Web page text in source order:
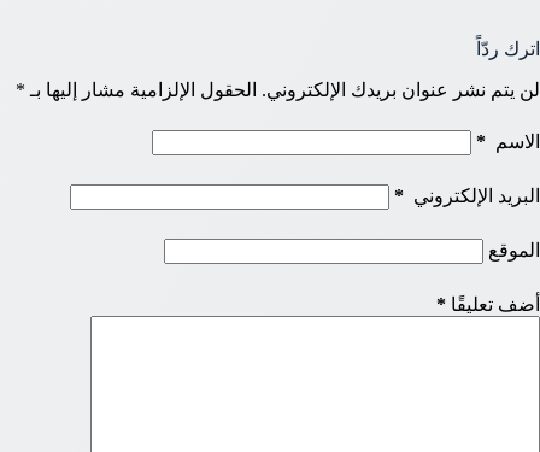
اترك ردّاً
لن يتم نشر عنوان بريدك الإلكتروني. الحقول الإلزامية مشار إليها بـ *
الاسم *
البريد الإلكتروني *
الموقع
أضف تعليقًا *